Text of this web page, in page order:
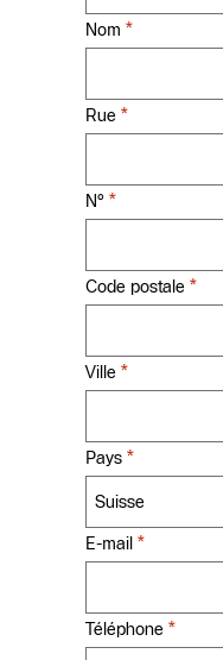
Nom *
Rue *
N° *
Code postale *
Ville *
Pays *
E-mail *
Téléphone *